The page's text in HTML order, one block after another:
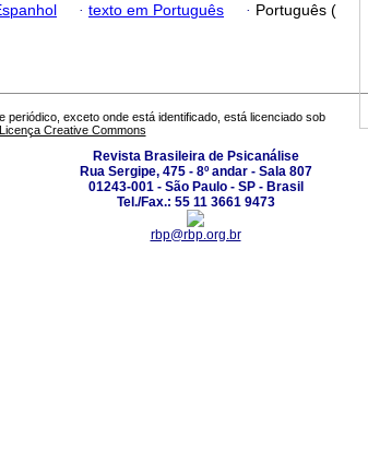
· texto em Português · Português (
periódico, exceto onde está identificado, está licenciado sob
Licença Creative Commons
Revista Brasileira de Psicanálise
Rua Sergipe, 475 - 8º andar - Sala 807
01243-001 - São Paulo - SP - Brasil
Tel./Fax.: 55 11 3661 9473
rbp@rbp.org.br